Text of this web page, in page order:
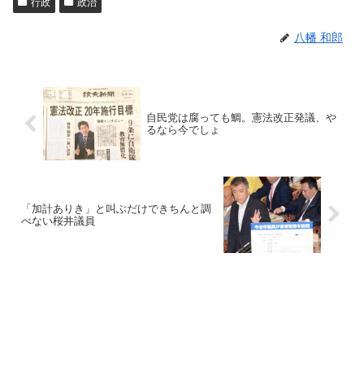
行政 政治
八幡 和郎
自民党は腐っても鯛。憲法改正発議、や
るなら今でしょ
「加計ありき」と叫ぶだけできちんと調
べない桜井議員